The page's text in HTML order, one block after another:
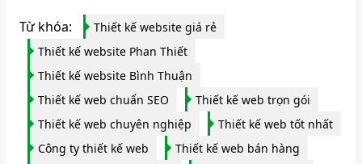
Từ khóa:
Thiết kế website giá rẻ
Thiết kế website Phan Thiết
Thiết kế website Bình Thuận
Thiết kế web chuẩn SEO
Thiết kế web trọn gói
Thiết kế web chuyên nghiệp
Thiết kế web tốt nhất
Công ty thiết kế web
Thiết kế web bán hàng